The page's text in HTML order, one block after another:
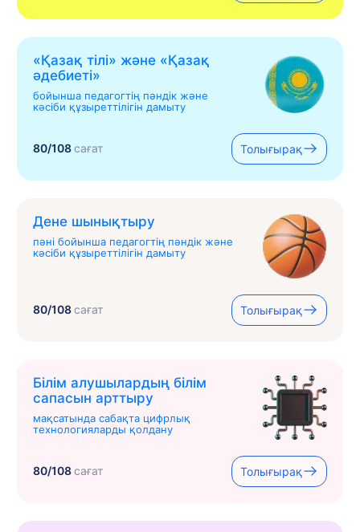
«Қазақ тілі» жəне «Қазақ
əдебиеті»
бойынша педагогтің пәндік және
кәсіби құзыреттілігін дамыту
80/108сағат Толығырақ
Дене шынықтыру
пәні бойынша педагогтің пәндік және
кәсіби құзыреттілігін дамыту
80/108сағат Толығырақ
Білім алушылардың білім
сапасын арттыру
мақсатында сабақта цифрлық
технологияларды қолдану
80/108сағат Толығырақ